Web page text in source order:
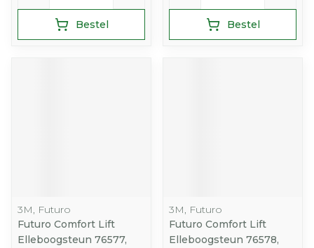
Bestel Bestel
3M, Futuro
Futuro Comfort Lift
Elleboogsteun 76577,
3M, Futuro
Futuro Comfort Lift
Elleboogsteun 76578,